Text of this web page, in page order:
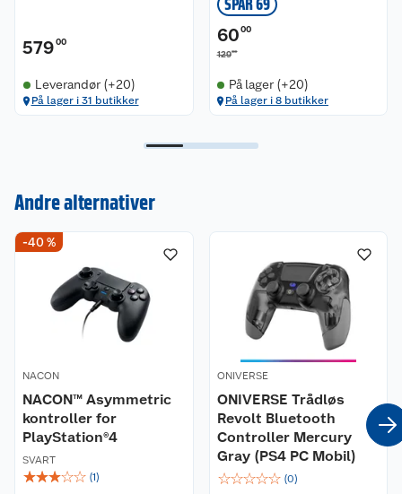
57900
Leverandør (+20)
På lager i 31 butikker
SPAR 69
60 00
12900
På lager (+20)
På lager i 8 butikker
Andre alternativer
-40 %
NACON
NACON™ Asymmetric
kontroller for
PlayStation®4
SVART
☆☆☆☆☆ (1)
ONIVERSE
ONIVERSE Trådløs
Revolt Bluetooth
Controller Mercury
Gray (PS4 PC Mobil)
☆☆☆☆☆ (0)
Nyheter
Våre merkevarer
Coop kjeder
Ledige stillinger
Kontakt oss
Angre- og returrett
Ofte stilte spørsmål
Betalingsalternativer
Leveringsalternativer
Åpent kjøp